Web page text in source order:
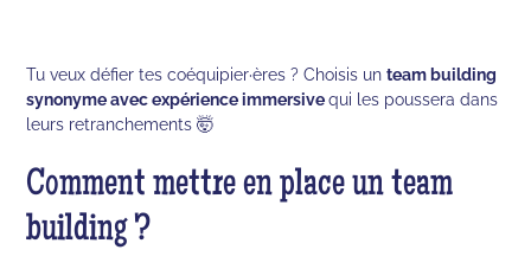
Tu veux défier tes coéquipier·ères ? Choisis unteam building
synonyme avec expérience immersivequi les poussera dans
leurs retranchements 🤯
Comment mettre en place un team
building ?